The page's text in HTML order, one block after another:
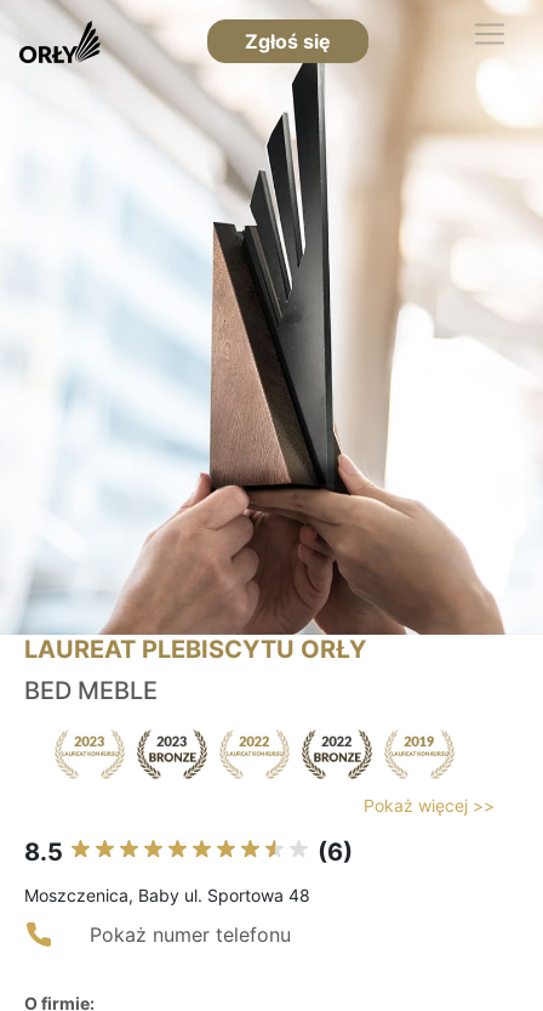
Zgłoś się
LAUREAT PLEBISCYTU ORŁY
BED MEBLE
Pokaż więcej >>
8.5 (6)
Moszczenica, Baby ul. Sportowa 48
Pokaż numer telefonu
O firmie: